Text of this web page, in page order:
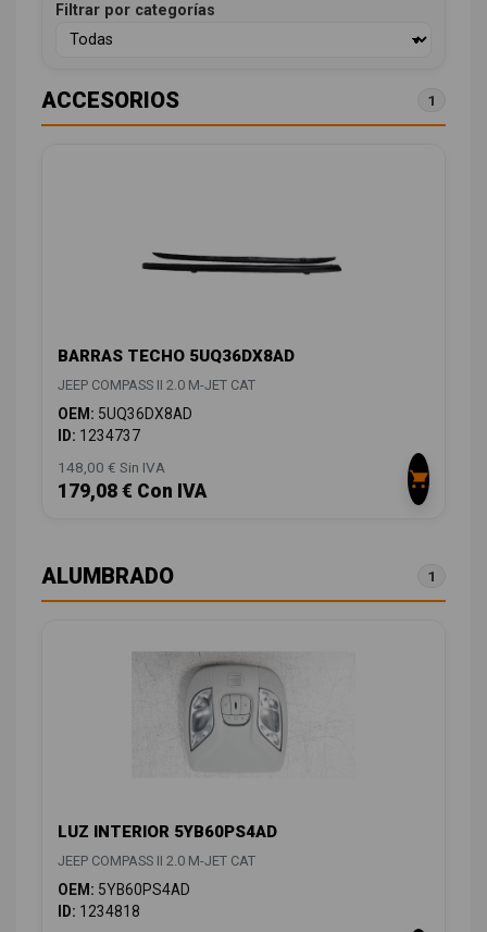
Filtrar por categorías
ACCESORIOS 1
BARRAS TECHO 5UQ36DX8AD
JEEP COMPASS II 2.0 M-JET CAT
OEM: 5UQ36DX8AD
ID: 1234737
148,00 € Sin IVA
179,08 € Con IVA
ALUMBRADO 1
LUZ INTERIOR 5YB60PS4AD
JEEP COMPASS II 2.0 M-JET CAT
OEM: 5YB60PS4AD
ID: 1234818